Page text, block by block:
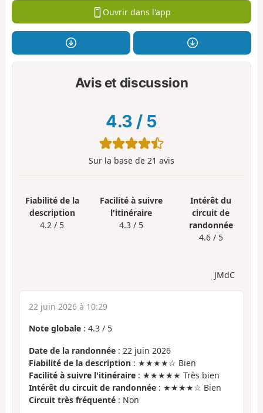
Ouvrir dans l'app
Avis et discussion
4.3 / 5
Sur la base de 21 avis
Fiabilité de la
description
4.2 / 5
Facilité à suivre
l'itinéraire
4.3 / 5
Intérêt du
circuit de
randonnée
4.6 / 5
JMdC
22 juin 2026 à 10:29
Note globale : 4.3 / 5
Date de la randonnée : 22 juin 2026
Fiabilité de la description : ★★★★☆ Bien
Facilité à suivre l'itinéraire : ★★★★★ Très bien
Intérêt du circuit de randonnée : ★★★★☆ Bien
Circuit très fréquenté : Non